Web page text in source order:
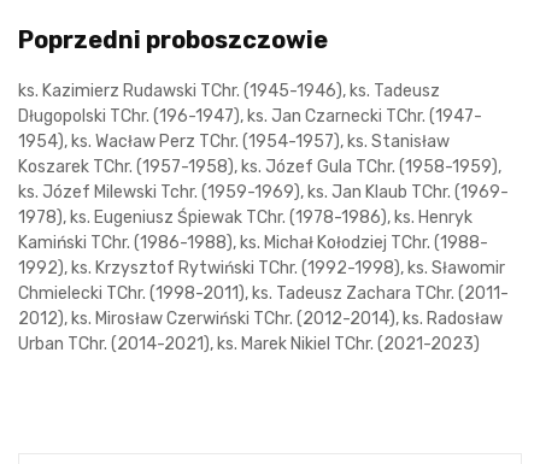
Poprzedni proboszczowie
ks. Kazimierz Rudawski TChr. (1945-1946), ks. Tadeusz
Długopolski TChr. (196-1947), ks. Jan Czarnecki TChr. (1947-
1954), ks. Wacław Perz TChr. (1954-1957), ks. Stanisław
Koszarek TChr. (1957-1958), ks. Józef Gula TChr. (1958-1959),
ks. Józef Milewski Tchr. (1959-1969), ks. Jan Klaub TChr. (1969-
1978), ks. Eugeniusz Śpiewak TChr. (1978-1986), ks. Henryk
Kamiński TChr. (1986-1988), ks. Michał Kołodziej TChr. (1988-
1992), ks. Krzysztof Rytwiński TChr. (1992-1998), ks. Sławomir
Chmielecki TChr. (1998-2011), ks. Tadeusz Zachara TChr. (2011-
2012), ks. Mirosław Czerwiński TChr. (2012-2014), ks. Radosław
Urban TChr. (2014-2021), ks. Marek Nikiel TChr. (2021-2023)